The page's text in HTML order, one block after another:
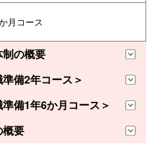
月コース
の概要
備2年コース＞
備1年6か月コース＞
要